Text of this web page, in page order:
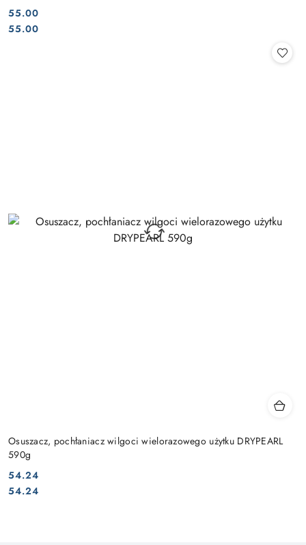
Cena:
55.00
Cena:
55.00
Osuszacz, pochłaniacz wilgoci wielorazowego użytku DRYPEARL
590g
Cena:
54.24
Cena:
54.24